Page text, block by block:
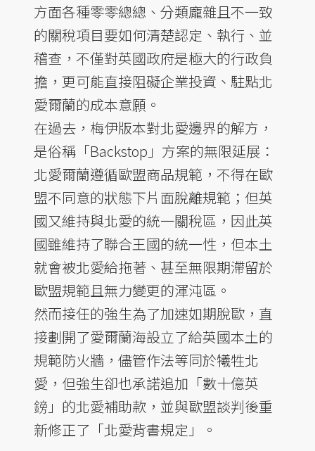
方面各種零零總總、分類龐雜且不一致
的關稅項目要如何清楚認定、執行、並
稽查，不僅對英國政府是極大的行政負
擔，更可能直接阻礙企業投資、駐點北
愛爾蘭的成本意願。
在過去，梅伊版本對北愛邊界的解方，
是俗稱「Backstop」方案的無限延展：
北愛爾蘭遵循歐盟商品規範，不得在歐
盟不同意的狀態下片面脫離規範；但英
國又維持與北愛的統一關稅區，因此英
國雖維持了聯合王國的統一性，但本土
就會被北愛給拖著、甚至無限期滯留於
歐盟規範且無力變更的渾沌區。
然而接任的強生為了加速如期脫歐，直
接劃開了愛爾蘭海設立了給英國本土的
規範防火牆，儘管作法等同於犧牲北
愛，但強生卻也承諾追加「數十億英
鎊」的北愛補助款，並與歐盟談判後重
新修正了「北愛背書規定」。